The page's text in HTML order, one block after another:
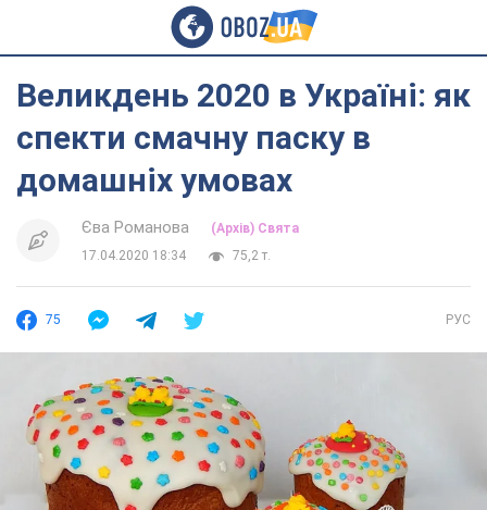
Великдень 2020 в Україні: як
спекти смачну паску в
домашніх умовах
Єва Романова
(Архів) Свята
17.04.2020 18:34
75,2 т.
75 РУС